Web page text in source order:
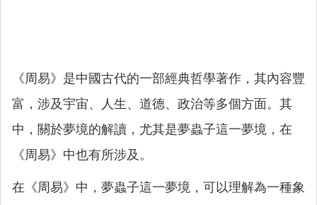
《周易》是中國古代的一部經典哲學著作，其內容豐
富，涉及宇宙、人生、道德、政治等多個方面。其
中，關於夢境的解讀，尤其是夢蟲子這一夢境，在
《周易》中也有所涉及。
在《周易》中，夢蟲子這一夢境，可以理解為一種象